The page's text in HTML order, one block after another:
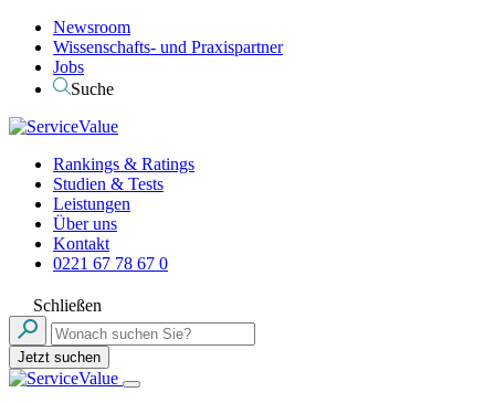
Newsroom
Wissenschafts- und Praxispartner
Jobs
Suche
Rankings & Ratings
Studien & Tests
Leistungen
Über uns
Kontakt
0221 67 78 67 0
Schließen
Jetzt suchen